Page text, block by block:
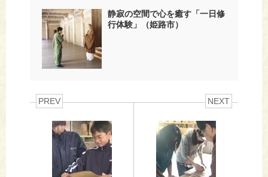
静寂の空間で心を癒す「一日修
行体験」（姫路市）
PREV NEXT